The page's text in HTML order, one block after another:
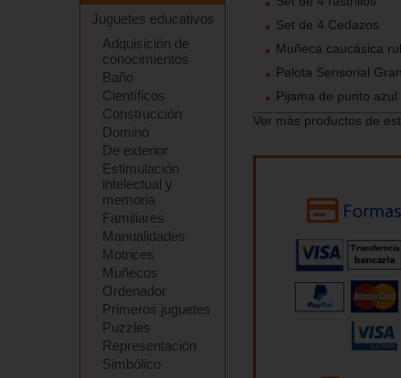
Juguetes educativos
Adquisición de
conocimientos
Baño
Científicos
Construcción
Dominó
De exterior
Estimulación
intelectual y
memoria
Familiares
Manualidades
Motrices
Muñecos
Ordenador
Primeros juguetes
Puzzles
Representación
Simbólico
Set de 4 Cedazos
Muñeca caucásica
Pelota Sensorial
Pijama de punto azul
Ver más productos de